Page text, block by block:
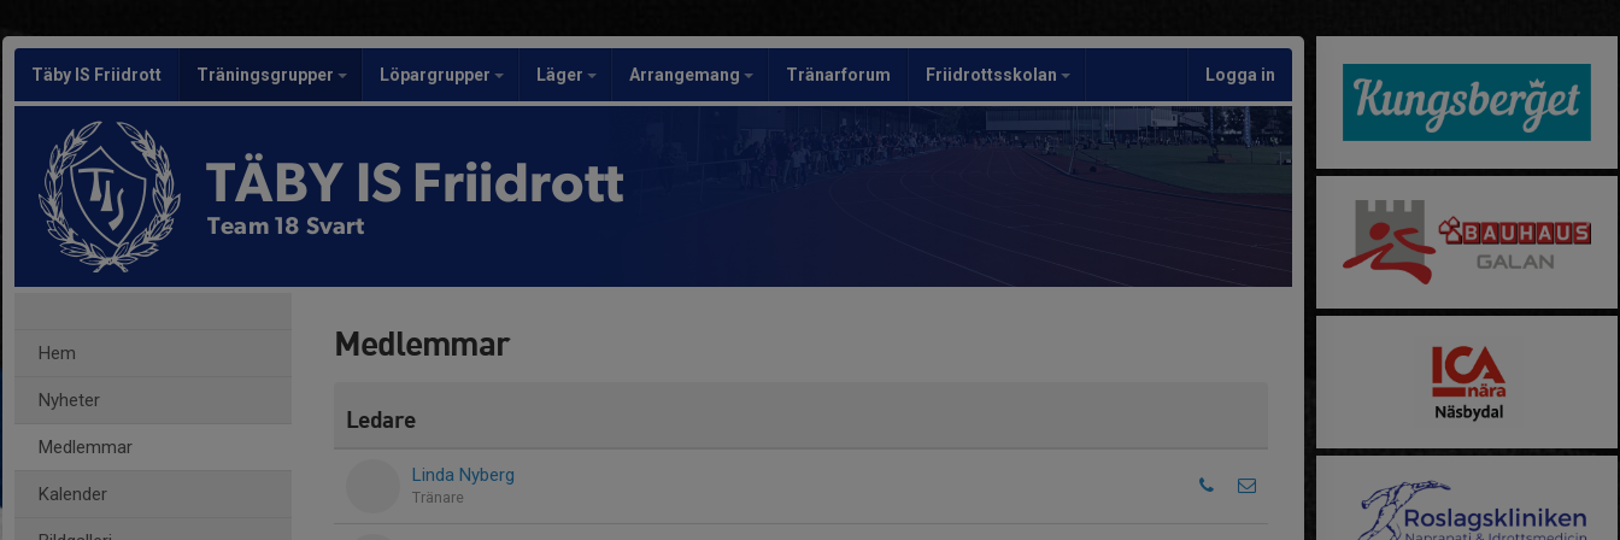
Täby IS Friidrott Träningsgrupper Löpargrupper Läger Arrangemang Tränarforum Friidrottsskolan Logga in
TÄBY IS Friidrott
Team 18 Svart
Hem
Nyheter
Medlemmar
Kalender
Medlemmar
Ledare
Linda Nyberg
Tränare